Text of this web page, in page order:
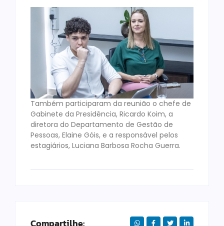
Também participaram da reunião o chefe de
Gabinete da Presidência, Ricardo Koim, a
diretora do Departamento de Gestão de
Pessoas, Elaine Góis, e a responsável pelos
estagiários, Luciana Barbosa Rocha Guerra.